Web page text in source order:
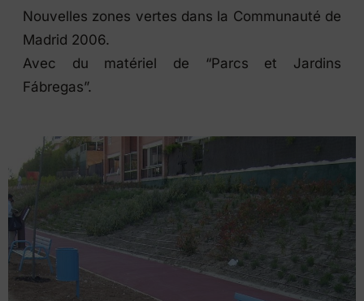
Nouvelles zones vertes dans la Communauté de
Madrid 2006.
Avec du matériel de “Parcs et Jardins
Fábregas”.